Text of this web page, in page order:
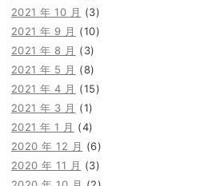
2021 年 10 月 (3)
2021 年 9 月 (10)
2021 年 8 月 (3)
2021 年 5 月 (8)
2021 年 4 月 (15)
2021 年 3 月 (1)
2021 年 1 月 (4)
2020 年 12 月 (6)
2020 年 11 月 (3)